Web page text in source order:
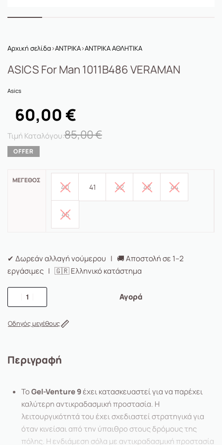
Αρχική σελίδα›ΑΝΤΡΙΚΑ›ΑΝΤΡΙΚΑ ΑΘΛΗΤΙΚΑ
ASICS For Man 1011B486 VERAMAN
Asics
85,00€
60,00 €
ΜΈΓΕΘΟΣ
40 41 42 43 44
45
✔ Δωρεάν αλλαγή νούμερου | 🚚 Αποστολή σε 1–2
εργάσιμες | 🇬🇷 Ελληνικό κατάστημα
Αγορά
Οδηγός μεγέθους
Περιγραφή
ΤοGel-Venture 9έχει κατασκευαστεί για να παρέχει
καλύτερη αντικραδασμική προστασία. Η
λειτουργικότητά του έχει σχεδιαστεί στρατηγικά για
όταν κινείσαι από την ύπαιθρο στους δρόμους της
πόλης. Η ενδιάμεση σόλα με αντικραδασμική προστασία